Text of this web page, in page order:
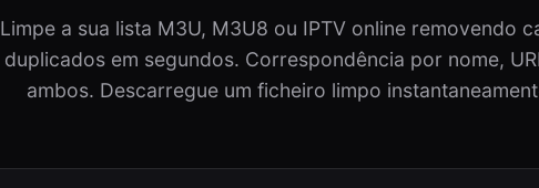
Limpe a sua lista M3U, M3U8 ou IPTV online removendo
duplicados em segundos. Correspondência por nome,
ambos. Descarregue um ficheiro limpo